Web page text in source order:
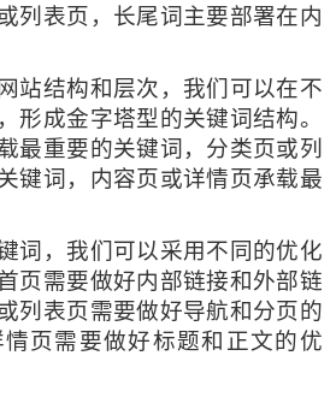
列表页，长尾词主要部署在内
站结构和层次，我们可以在不
形成金字塔型的关键词结构。
最重要的关键词，分类页或列
键词，内容页或详情页承载最
词，我们可以采用不同的优化
页需要做好内部链接和外部链
列表页需要做好导航和分页的
页需要做好标题和正文的优